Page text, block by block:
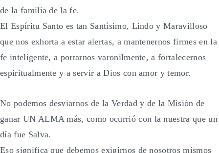
de la familia de la fe.
El Espíritu Santo es tan Santísimo, Lindo y Maravilloso
que nos exhorta a estar alertas, a mantenernos firmes en la
fe inteligente, a portarnos varonilmente, a fortalecernos
espiritualmente y a servir a Dios con amor y temor.
No podemos desviarnos de la Verdad y de la Misión de
ganar UN ALMA más, como ocurrió con la nuestra que un
día fue Salva.
Eso significa que debemos exigirnos de nosotros mismos